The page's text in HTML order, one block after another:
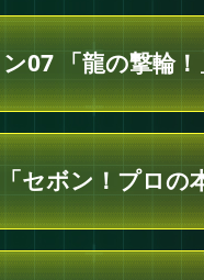
07 「龍の撃輪！
セボン！プロの